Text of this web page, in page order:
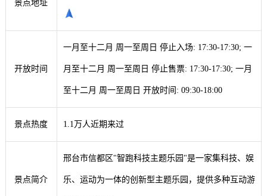
景点地址
开放时间
一月至十二月 周一至周日 停止入场: 17:30-17:30; 一
月至十二月 周一至周日 停止售票: 17:30-17:30; 一月
至十二月 周一至周日 开放时间: 09:30-18:00
景点热度 1.1万人近期来过
景点简介
邢台市信都区"智跑科技主题乐园"是一家集科技、娱
乐、运动为一体的创新型主题乐园，提供多种互动游